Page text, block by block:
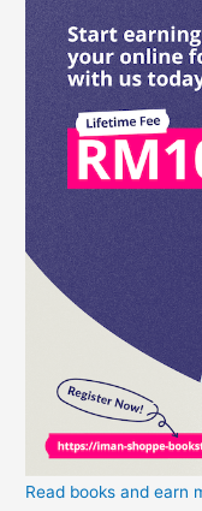
Read books and earn